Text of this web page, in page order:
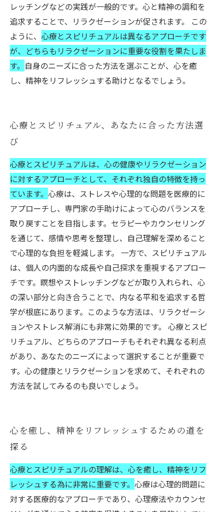
レッチングなどの実践が一般的です。心と精神の調和を
追求することで、リラクゼーションが促されます。 この
ように、 心療とスピリチュアルは異なるアプローチです
が、どちらもリラクゼーションに重要な役割を果たしま
す。 自身のニーズに合った方法を選ぶことが、心を癒
し、精神をリフレッシュする助けとなるでしょう。
心療とスピリチュアル、あなたに合った方法選
び
心療とスピリチュアルは、心の健康やリラクゼーション
に対するアプローチとして、それぞれ独自の特徴を持っ
ています。 心療は、ストレスや心理的な問題を医療的に
アプローチし、専門家の手助けによって心のバランスを
取り戻すことを目指します。セラピーやカウンセリング
を通じて、感情や思考を整理し、自己理解を深めること
で心理的な負担を軽減します。 一方で、スピリチュアル
は、個人の内面的な成長や自己探求を重視するアプロー
チです。瞑想やストレッチングなどが取り入れられ、心
の深い部分と向き合うことで、内なる平和を追求する哲
学が根底にあります。このような方法は、リラクゼーシ
ョンやストレス解消にも非常に効果的です。 心療とスピ
リチュアル、どちらのアプローチもそれぞれ異なる利点
があり、あなたのニーズによって選択することが重要で
す。心の健康とリラクゼーションを求めて、それぞれの
方法を試してみるのも良いでしょう。
心を癒し、精神をリフレッシュするための道を
探る
心療とスピリチュアルの理解は、心を癒し、精神をリフ
レッシュする為に非常に重要です。 心療は心理的問題に
対する医療的なアプローチであり、心理療法やカウンセ